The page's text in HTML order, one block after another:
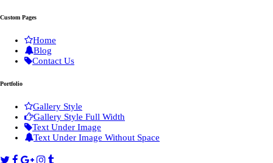
Custom Pages
Home
Blog
Contact Us
Portfolio
Gallery Style
Gallery Style Full Width
Text Under Image
Text Under Image Without Space